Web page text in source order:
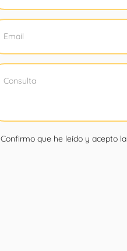
Confirmo que he leído y acepto la